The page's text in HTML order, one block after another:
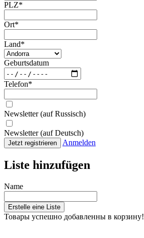
PLZ*
Ort*
Land*
Geburtsdatum
Telefon*
Newsletter (auf Russisch)
Newsletter (auf Deutsch)
Jetzt registrieren Anmelden
Liste hinzufügen
Name
Erstelle eine Liste
Товары успешно добавленны в корзину!